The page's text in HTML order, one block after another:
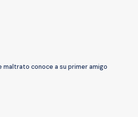
conoce a su primer amigo